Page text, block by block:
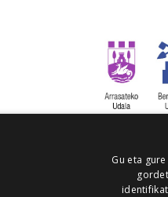
Gu eta